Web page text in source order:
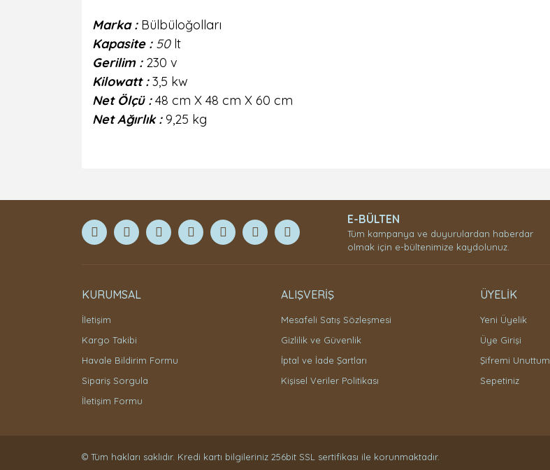
Marka: Bülbüloğolları
Kapasite : 50lt
Gerilim : 230 v
Kilowatt:3,5 kw
Net Ölçü :48 cm X 48 cm X 60 cm
Net Ağırlık :9,25 kg
Yorum Yaz
E-BÜLTEN
Tüm kampanya ve duyurulardan haberdar
olmak için e-bültenimize kaydolunuz.
KURUMSAL
İletişim
Kargo Takibi
Havale Bildirim Formu
Sipariş Sorgula
İletişim Formu
ALIŞVERİŞ
Mesafeli Satış Sözleşmesi
Gizlilik ve Güvenlik
İptal ve İade Şartları
Kişisel Veriler Politikası
ÜYELİK
Yeni Üyelik
Üye Girişi
Şifremi Unuttum
Sepetiniz
© Tüm hakları saklıdır. Kredi kartı bilgileriniz 256bit SSL sertifikası ile korunmaktadır.